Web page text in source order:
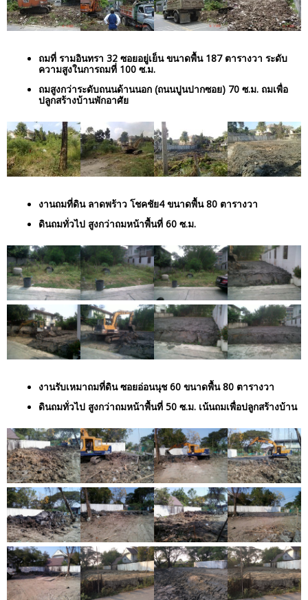
ถมที่ รามอินทรา 32 ซอยอยู่เย็น ขนาดพื้น 187 ตารางวา ระดับ
ความสูงในการถมที่ 100 ซ.ม.
ถมสูงกว่าระดับถนนด้านนอก (ถนนปูนปากซอย) 70 ซ.ม. ถมเพื่อ
ปลูกสร้างบ้านพักอาศัย
งานถมที่ดิน ลาดพร้าว โชคชัย4 ขนาดพื้น 80 ตารางวา
ดินถมทั่วไป สูงกว่าถมหน้าพื้นที่ 60 ซ.ม.
งานรับเหมาถมที่ดิน ซอยอ่อนนุช 60 ขนาดพื้น 80 ตารางวา
ดินถมทั่วไป สูงกว่าถมหน้าพื้นที่ 50 ซ.ม. เน้นถมเพื่อปลูกสร้างบ้าน